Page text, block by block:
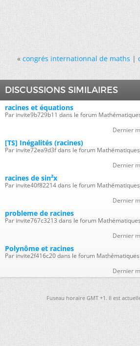
« congrés internationnal de maths|
DISCUSSIONS SIMILAIRES
racines et équations
Par invite9b729b11 dans le forum
Dernier
[TS] Inégalités (racines)
Par invite72ea9d3f dans le forum
Dernier
racines de sin²x
Par invite40f82214 dans le forum
Dernier
probleme de racines
Par invite767c3213 dans le forum
Dernier
Polynôme et racines
Par invite2f416c20 dans le forum
Dernier
Fuseau horaire GMT +1. Il est